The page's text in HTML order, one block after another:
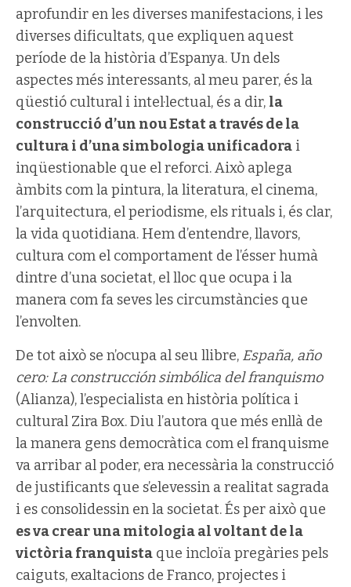
aprofundir en les diverses manifestacions, i les
diverses dificultats, que expliquen aquest
període de la història d’Espanya. Un dels
aspectes més interessants, al meu parer, és la
qüestió cultural i intel·lectual, és a dir, la
construcció d’un nou Estat a través de la
cultura i d’una simbologia unificadora i
inqüestionable que el reforci. Això aplega
àmbits com la pintura, la literatura, el cinema,
l’arquitectura, el periodisme, els rituals i, és clar,
la vida quotidiana. Hem d’entendre, llavors,
cultura com el comportament de l’ésser humà
dintre d’una societat, el lloc que ocupa i la
manera com fa seves les circumstàncies que
l’envolten.
De tot això se n’ocupa al seu llibre, España, año
cero: La construcción simbólica del franquismo
(Alianza), l’especialista en història política i
cultural Zira Box. Diu l’autora que més enllà de
la manera gens democràtica com el franquisme
va arribar al poder, era necessària la construcció
de justificants que s’elevessin a realitat sagrada
i es consolidessin en la societat. És per això que
es va crear una mitologia al voltant de la
victòria franquista que incloïa pregàries pels
caiguts, exaltacions de Franco, projectes i